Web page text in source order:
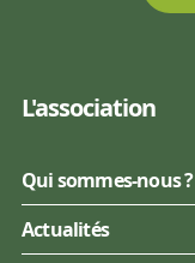
L'association
Qui sommes-nous ?
Actualités